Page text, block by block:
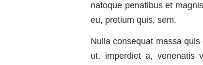
natoque penatibus et
eu, pretium quis, sem.
Nulla consequat massa
ut, imperdiet a, venenatis